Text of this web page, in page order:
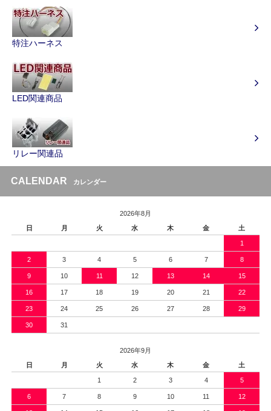
特注ハーネス
LED関連商品
リレー関連品
CALENDAR カレンダー
2026年8月
日
月 火 水 木 金 土
1
2 3 4 5 6 7 8
9 10 11 12 13 14 15
16 17 18 19 20 21 22
23 24 25 26 27 28 29
30 31
2026年9月
日
月 火 水 木 金 土
1 2 3 4 5
6 7 8 9 10 11 12